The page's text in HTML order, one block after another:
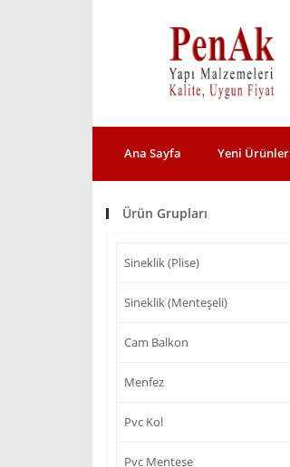
Ana Sayfa Yeni Ürünler
Ürün Grupları
Sineklik (Plise)
Sineklik (Menteşeli)
Cam Balkon
Menfez
Pvc Kol
Pvc Menteşe